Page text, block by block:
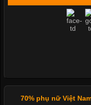
70% phụ nữ Việt